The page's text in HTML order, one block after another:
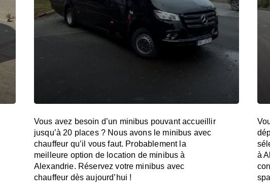
Vous avez besoin d’un minibus pouvant accueillir
jusqu’à 20 places ? Nous avons le minibus avec
chauffeur qu’il vous faut. Probablement la
meilleure option de location de minibus à
Alexandrie. Réservez votre minibus avec
chauffeur dès aujourd’hui !
à